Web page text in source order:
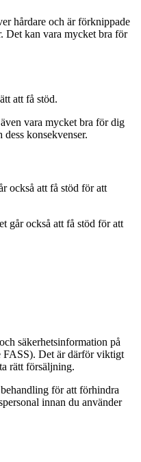
hårdare och är förknippade
Det kan vara mycket bra för
att få stöd.
vara mycket bra för dig
konsekvenser.
också att få stöd för att
går också att få stöd för att
säkerhetsinformation på
FASS). Det är därför viktigt
rätt försäljning.
för att förhindra
innan du använder